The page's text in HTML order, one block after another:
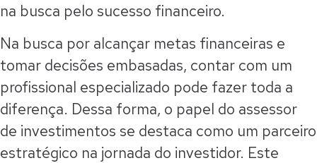
na busca pelo sucesso financeiro.
Na busca por alcançar metas financeiras e
tomar decisões embasadas, contar com um
profissional especializado pode fazer toda a
diferença. Dessa forma, o papel do assessor
de investimentos se destaca como um parceiro
estratégico na jornada do investidor. Este